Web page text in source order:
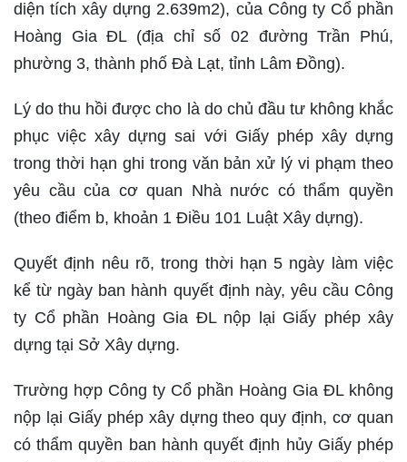
diện tích xây dựng 2.639m2), của Công ty Cổ phần
Hoàng Gia ĐL (địa chỉ số 02 đường Trần Phú,
phường 3, thành phố Đà Lạt, tỉnh Lâm Đồng).
Lý do thu hồi được cho là do chủ đầu tư không khắc
phục việc xây dựng sai với Giấy phép xây dựng
trong thời hạn ghi trong văn bản xử lý vi phạm theo
yêu cầu của cơ quan Nhà nước có thẩm quyền
(theo điểm b, khoản 1 Điều 101 Luật Xây dựng).
Quyết định nêu rõ, trong thời hạn 5 ngày làm việc
kể từ ngày ban hành quyết định này, yêu cầu Công
ty Cổ phần Hoàng Gia ĐL nộp lại Giấy phép xây
dựng tại Sở Xây dựng.
Trường hợp Công ty Cổ phần Hoàng Gia ĐL không
nộp lại Giấy phép xây dựng theo quy định, cơ quan
có thẩm quyền ban hành quyết định hủy Giấy phép